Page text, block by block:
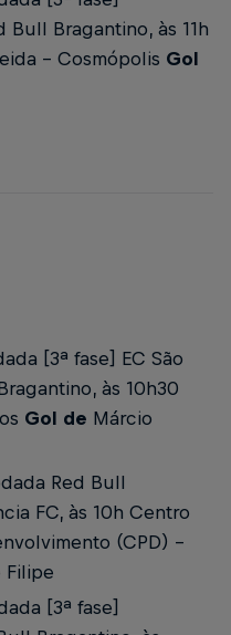
Bull Bragantino, às 11h
- Cosmópolis Gol
[3ª fase] EC São
às 10h30
Gol de Márcio
Red Bull
FC, às 10h Centro
(CPD) -
Filipe
[3ª fase]